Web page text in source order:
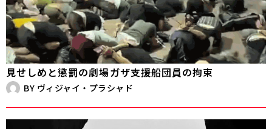
見せしめと懲罰の劇場――ガザ支援船団員の拘束
BY ヴィジャイ・プラシャド